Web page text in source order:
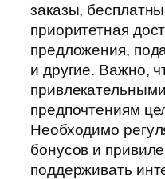
заказы,
приоритетная
предложения,
и другие. Важно,
предпочтениям
Необходимо
бонусов и
поддерживать